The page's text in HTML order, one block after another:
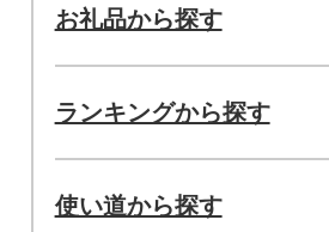
お礼品から探す
ランキングから探す
使い道から探す